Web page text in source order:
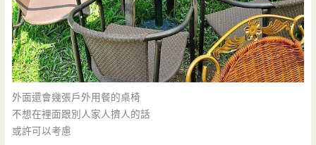
外面還會幾張戶外用餐的桌椅
不想在裡面跟別人家人擠人的話
或許可以考慮